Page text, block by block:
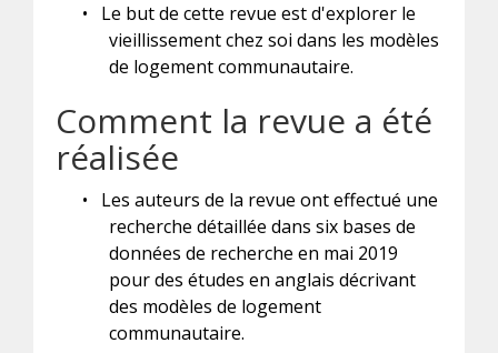
•
Le but de cette revue est d'explorer le
vieillissement chez soi dans les modèles
de logement communautaire.
Comment la revue a été
réalisée
•
Les auteurs de la revue ont effectué une
recherche détaillée dans six bases de
données de recherche en mai 2019
pour des études en anglais décrivant
des modèles de logement
communautaire.